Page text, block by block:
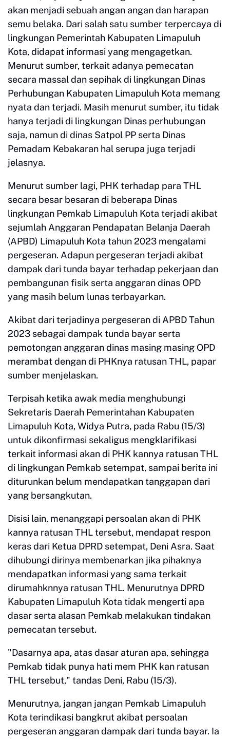
akan menjadi sebuah angan angan dan harapan
semu belaka. Dari salah satu sumber terpercaya di
lingkungan Pemerintah Kabupaten Limapuluh
Kota, didapat informasi yang mengagetkan.
Menurut sumber, terkait adanya pemecatan
secara massal dan sepihak di lingkungan Dinas
Perhubungan Kabupaten Limapuluh Kota memang
nyata dan terjadi. Masih menurut sumber, itu tidak
hanya terjadi di lingkungan Dinas perhubungan
saja, namun di dinas Satpol PP serta Dinas
Pemadam Kebakaran hal serupa juga terjadi
jelasnya.
Menurut sumber lagi, PHK terhadap para THL
secara besar besaran di beberapa Dinas
lingkungan Pemkab Limapuluh Kota terjadi akibat
sejumlah Anggaran Pendapatan Belanja Daerah
(APBD) Limapuluh Kota tahun 2023 mengalami
pergeseran. Adapun pergeseran terjadi akibat
dampak dari tunda bayar terhadap pekerjaan dan
pembangunan fisik serta anggaran dinas OPD
yang masih belum lunas terbayarkan.
Akibat dari terjadinya pergeseran di APBD Tahun
2023 sebagai dampak tunda bayar serta
pemotongan anggaran dinas masing masing OPD
merambat dengan di PHKnya ratusan THL, papar
sumber menjelaskan.
Terpisah ketika awak media menghubungi
Sekretaris Daerah Pemerintahan Kabupaten
Limapuluh Kota, Widya Putra, pada Rabu (15/3)
untuk dikonfirmasi sekaligus mengklarifikasi
terkait informasi akan di PHK kannya ratusan THL
di lingkungan Pemkab setempat, sampai berita ini
diturunkan belum mendapatkan tanggapan dari
yang bersangkutan.
Disisi lain, menanggapi persoalan akan di PHK
kannya ratusan THL tersebut, mendapat respon
keras dari Ketua DPRD setempat, Deni Asra. Saat
dihubungi dirinya membenarkan jika pihaknya
mendapatkan informasi yang sama terkait
dirumahknnya ratusan THL. Menurutnya DPRD
Kabupaten Limapuluh Kota tidak mengerti apa
dasar serta alasan Pemkab melakukan tindakan
pemecatan tersebut.
"Dasarnya apa, atas dasar aturan apa, sehingga
Pemkab tidak punya hati mem PHK kan ratusan
THL tersebut," tandas Deni, Rabu (15/3).
Menurutnya, jangan jangan Pemkab Limapuluh
Kota terindikasi bangkrut akibat persoalan
pergeseran anggaran dampak dari tunda bayar. Ia